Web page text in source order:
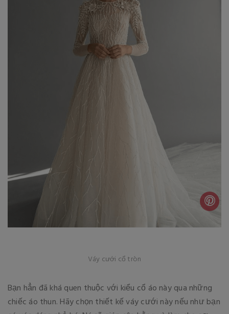
Váy cưới cổ tròn
Bạn hẳn đã khá quen thuộc với kiểu cổ áo này qua những
chiếc áo thun. Hãy chọn thiết kế váy cưới này nếu như bạn